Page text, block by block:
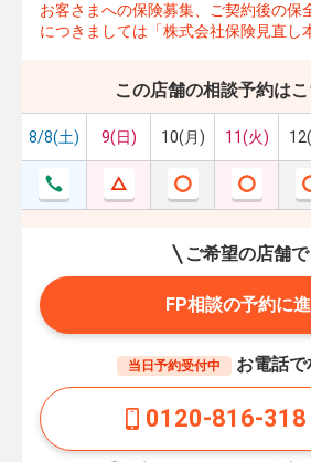
お客さまへの保険募集、ご契約後の保
につきましては「株式会社保険見直し
この店舗の相談予約は
8/8(土) 9(日) 10(月) 11(火)
ご希望の店舗で
FP相談の予約に
当日予約受付中 お電話
0120-816-318